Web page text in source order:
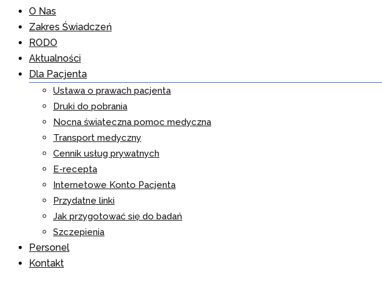
O Nas
Zakres Świadczeń
RODO
Aktualności
Dla Pacjenta
Ustawa o prawach pacjenta
Druki do pobrania
Nocna świąteczna pomoc medyczna
Transport medyczny
Cennik usług prywatnych
E-recepta
Internetowe Konto Pacjenta
Przydatne linki
Jak przygotować się do badań
Szczepienia
Personel
Kontakt